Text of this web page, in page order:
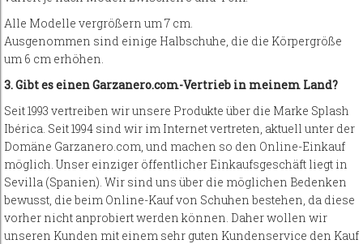
Alle Modelle vergrößern um 7 cm.
Ausgenommen sind einige Halbschuhe, die die Körpergröße
um 6 cm erhöhen.
3. Gibt es einen Garzanero.com-Vertrieb in meinem Land?
Seit 1993 vertreiben wir unsere Produkte über die Marke Splash
Ibérica. Seit 1994 sind wir im Internet vertreten, aktuell unter der
Domäne Garzanero.com, und machen so den Online-Einkauf
möglich. Unser einziger öffentlicher Einkaufsgeschäft liegt in
Sevilla (Spanien). Wir sind uns über die möglichen Bedenken
bewusst, die beim Online-Kauf von Schuhen bestehen, da diese
vorher nicht anprobiert werden können. Daher wollen wir
unseren Kunden mit einem sehr guten Kundenservice den Kauf